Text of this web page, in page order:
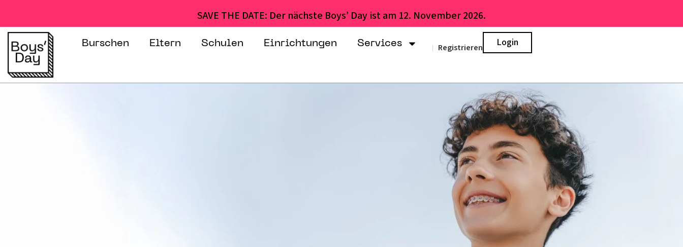
SAVE THE DATE: Der nächste Boys’ Day ist am 12. November 2026.
Burschen Eltern Schulen Einrichtungen Services | Registrieren Login